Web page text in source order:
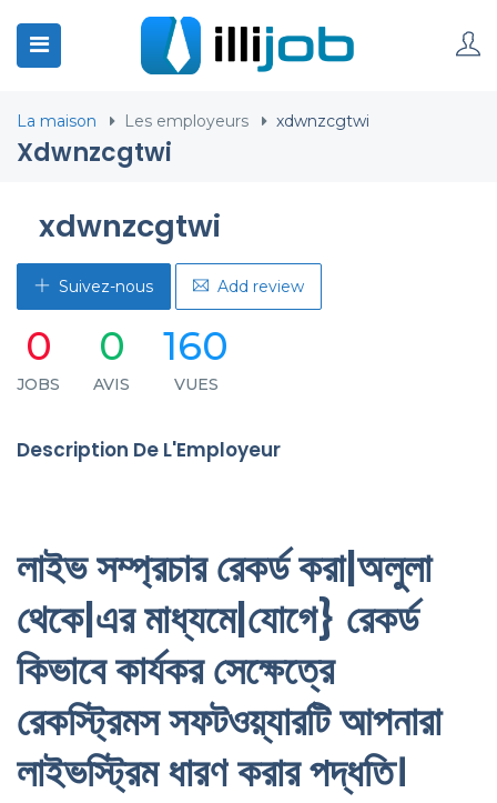
La maison Les employeurs xdwnzcgtwi
Xdwnzcgtwi
xdwnzcgtwi
Suivez-nous Add review
0
JOBS
0
AVIS
160
VUES
Description De L'Employeur
লাইভ সম্প্রচার রেকর্ড করা|অলুলা
থেকে|এর মাধ্যমে|যোগে} রেকর্ড
কিভাবে কার্যকর সেক্ষেত্রে
রেকস্ট্রিমস সফটওয়্যারটি আপনারা
লাইভস্ট্রিম ধারণ করার পদ্ধতি।